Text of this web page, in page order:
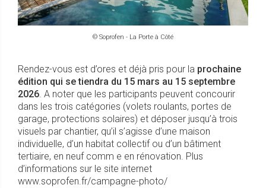
© Soprofen - La Porte à Côté
Rendez-vous est d’ores et déjà pris pour la prochaine
édition qui se tiendra du 15 mars au 15 septembre
2026. A noter que les participants peuvent concourir
dans les trois catégories (volets roulants, portes de
garage, protections solaires) et déposer jusqu’à trois
visuels par chantier, qu’il s’agisse d’une maison
individuelle, d’un habitat collectif ou d’un bâtiment
tertiaire, en neuf comm e en rénovation. Plus
d’informations sur le site internet
www.soprofen.fr/campagne-photo/